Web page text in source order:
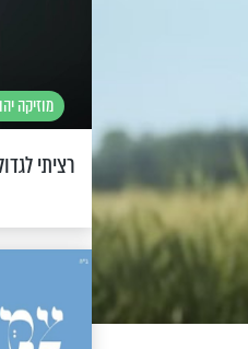
מוזיקה
רציתי